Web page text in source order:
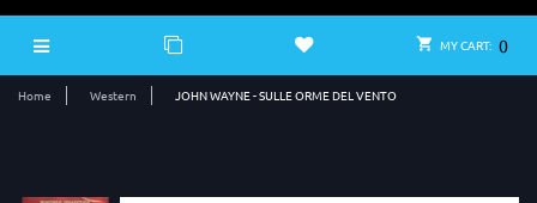
MY CART: 0
Home Western JOHN WAYNE - SULLE ORME DEL VENTO